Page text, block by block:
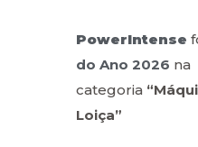
PowerIntense
do Ano 2026 na
categoria
Loiça”